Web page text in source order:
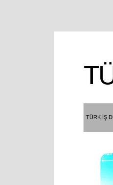
TÜRK İŞ